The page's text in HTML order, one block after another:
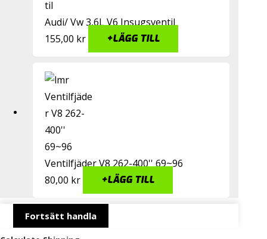
Audi/ Vw 3,6L V6 Insugsventil
155,00 kr +LÄGG TILL
Ventilfjäder V8 262-400'' 69~96
80,00 kr +LÄGG TILL
Fortsätt handla